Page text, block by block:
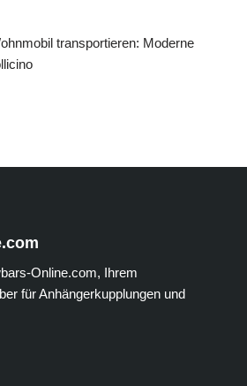
transportieren: Moderne
Online.com, Ihrem
für Anhängerkupplungen und